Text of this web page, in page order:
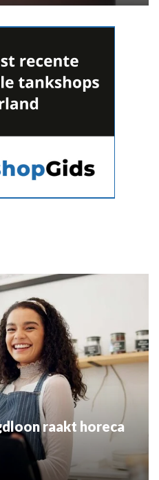
raakt horeca